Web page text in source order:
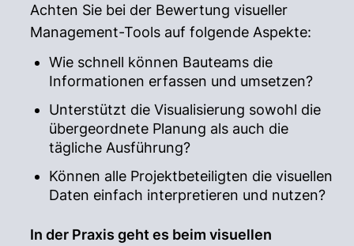
Achten Sie bei der Bewertung visueller
Management-Tools auf folgende Aspekte:
Wie schnell können Bauteams die
Informationen erfassen und umsetzen?
Unterstützt die Visualisierung sowohl die
übergeordnete Planung als auch die
tägliche Ausführung?
Können alle Projektbeteiligten die visuellen
Daten einfach interpretieren und nutzen?
In der Praxis geht es beim visuellen